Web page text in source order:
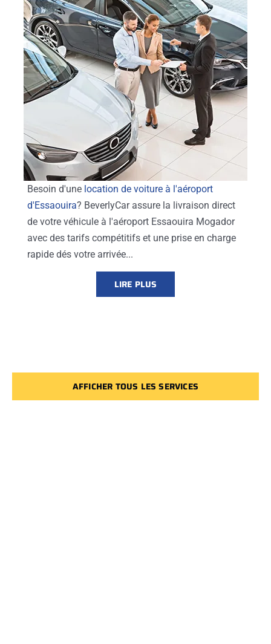
Besoin d'une location de voiture à l'aéroport
d'Essaouira? BeverlyCar assure la livraison direct
de votre véhicule à l'aéroport Essaouira Mogador
avec des tarifs compétitifs et une prise en charge
rapide dés votre arrivée...
LIRE PLUS
AFFICHER TOUS LES SERVICES